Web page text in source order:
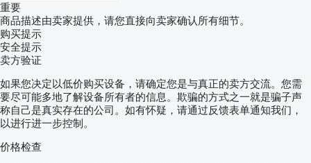
重要
商品描述由卖家提供，请您直接向卖家确认所有细节。
购买提示
安全提示
卖方验证
如果您决定以低价购买设备，请确定您是与真正的卖方交流。您需
要尽可能多地了解设备所有者的信息。欺骗的方式之一就是骗子声
称自己是真实存在的公司。如有怀疑，请通过反馈表单通知我们，
以进行进一步控制。
价格检查